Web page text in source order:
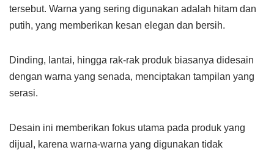
tersebut. Warna yang sering digunakan adalah hitam dan
putih, yang memberikan kesan elegan dan bersih.
Dinding, lantai, hingga rak-rak produk biasanya didesain
dengan warna yang senada, menciptakan tampilan yang
serasi.
Desain ini memberikan fokus utama pada produk yang
dijual, karena warna-warna yang digunakan tidak